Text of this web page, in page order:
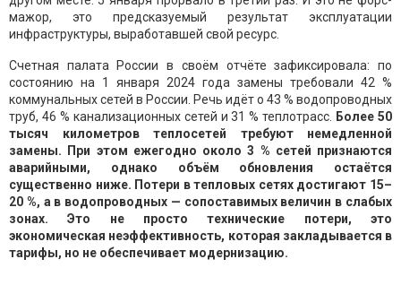
мажор, это предсказуемый результат эксплуатации
инфраструктуры, выработавшей свой ресурс.
Счетная палата России в своём отчёте зафиксировала: по
состоянию на 1 января 2024 года замены требовали 42 %
коммунальных сетей в России. Речь идёт о 43 % водопроводных
труб, 46 % канализационных сетей и 31 % теплотрасс.
Более 50
тысяч километров теплосетей требуют немедленной
замены. При этом ежегодно около 3 % сетей признаются
аварийными, однако объём обновления остаётся
существенно ниже. Потери в тепловых сетях достигают 15–
20 %, а в водопроводных — сопоставимых величин в слабых
зонах. Это не просто технические потери, это
экономическая неэффективность, которая закладывается в
тарифы, но не обеспечивает модернизацию.